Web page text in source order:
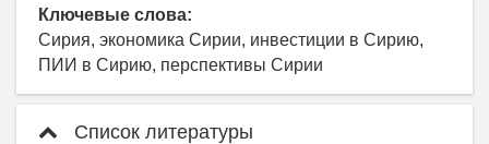
Ключевые слова:
Сирия, экономика Сирии, инвестиции в Сирию,
ПИИ в Сирию, перспективы Сирии
Список литературы